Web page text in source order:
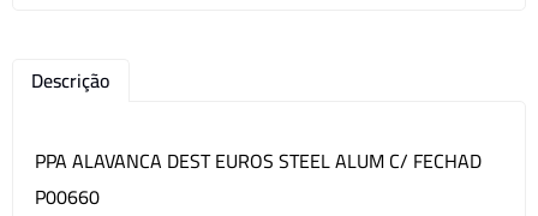
Descrição
PPA ALAVANCA DEST EUROS STEEL ALUM C/ FECHAD
P00660